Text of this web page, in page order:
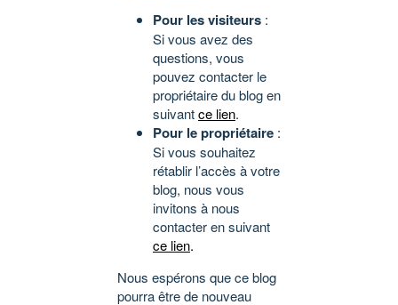
Pour les visiteurs :
Si vous avez des
questions, vous
pouvez contacter le
propriétaire du blog en
suivantce lien.
Pour le propriétaire :
Si vous souhaitez
rétablir l’accès à votre
blog, nous vous
invitons à nous
contacter en suivant
ce lien.
Nous espérons que ce blog
pourra être de nouveau